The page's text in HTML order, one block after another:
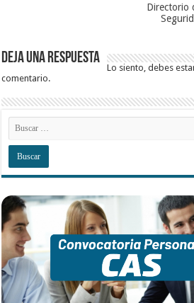
Directorio
Deja una respuesta
Lo siento, debes
comentario.